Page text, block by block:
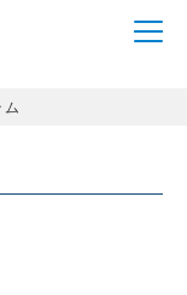
"entry_exit" }